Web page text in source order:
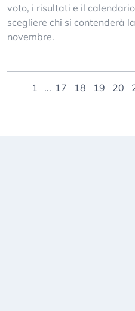
voto, i risultati e il
scegliere chi si contenderà
novembre.
1 ... 17 18 19 20